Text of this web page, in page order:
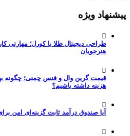
پیشنهاد ویژه
طراحی دیجیتال طلا با کورل؛ مهارتی
هنرجویان
قیمت گرین وال و فنس چمنی؛ چگونه
هزینه داشته باشیم؟
آیا صندوق درآمد ثابت گزینه‌ای امن